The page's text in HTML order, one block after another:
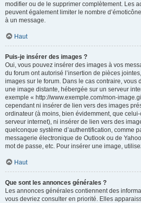
modifier ou de le supprimer complètement. Les
peuvent également limiter le nombre
à un message.
Haut
Puis-je insérer des images ?
Oui, vous pouvez insérer des images à vos
du forum ont autorisé l’insertion de pièces
images sur le forum. Dans le cas contraire, vous
une image distante, hébergée sur un serveur
exemple « http://www.exemple.com/mon-
cependant ni insérer de lien vers des images
ordinateur (à moins, bien évidemment, que
serveur internet), ni insérer de lien vers des
quelconque système d’authentification, comme
messagerie électronique de Outlook ou de
mot de passe, etc. Pour insérer une image,
Haut
Que sont les annonces générales ?
Les annonces générales contiennent des
vous devriez consulter en priorité. Elles